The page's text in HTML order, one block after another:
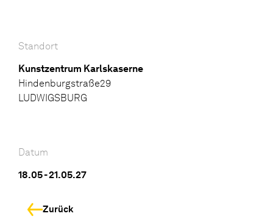
Standort
Kunstzentrum Karlskaserne
Hindenburgstraße29
LUDWIGSBURG
Datum
18.05 - 21.05.27
Zurück